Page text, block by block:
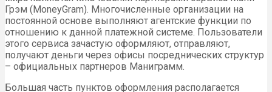
Грэм (MoneyGram). Многочисленные организации на
постоянной основе выполняют агентские функции по
отношению к данной платежной системе. Пользователи
этого сервиса зачастую оформляют, отправляют,
получают деньги через офисы посреднических структур
– официальных партнеров Маниграмм.
Большая часть пунктов оформления располагается